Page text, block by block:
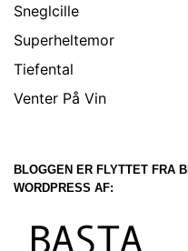
Sneglcille
Superheltemor
Tiefental
Venter På Vin
BLOGGEN ER FLYTTET FRA
WORDPRESS AF: